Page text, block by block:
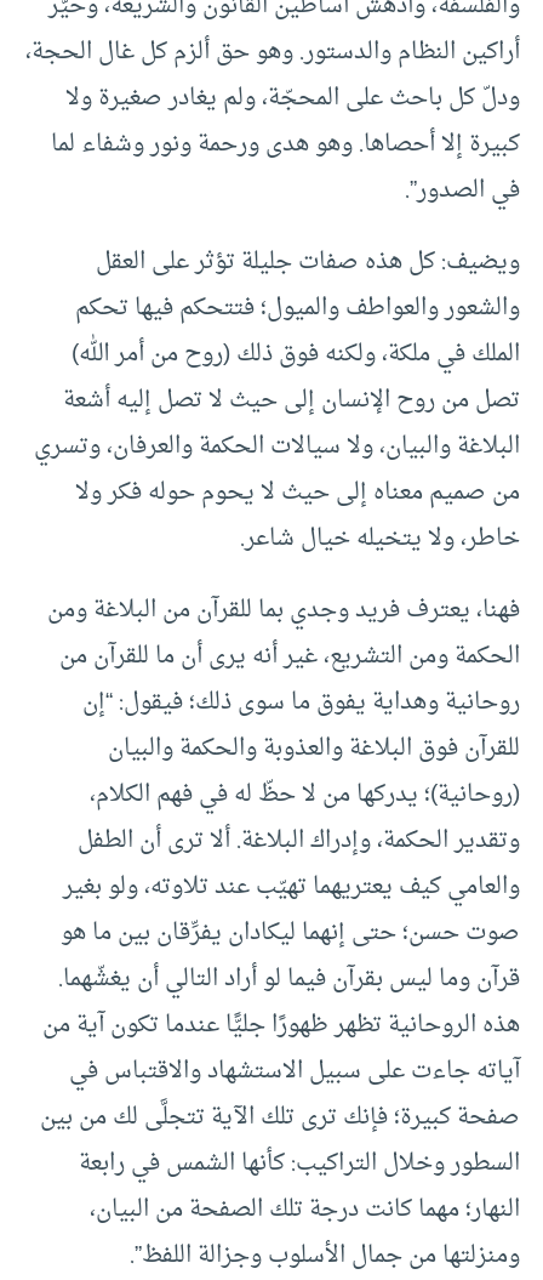
أراكين النظام والدستور. وهو حق ألزم كل غال الحجة،
ودلّ كل باحث على المحجّة، ولم يغادر صغيرة ولا
كبيرة إلا أحصاها. وهو هدى ورحمة ونور وشفاء لما
في الصدور”.
ويضيف: كل هذه صفات جليلة تؤثر على العقل
والشعور والعواطف والميول؛ فتتحكم فيها تحكم
الملك في ملكة، ولكنه فوق ذلك (روح من أمر الله)
تصل من روح الإنسان إلى حيث لا تصل إليه أشعة
البلاغة والبيان، ولا سيالات الحكمة والعرفان، وتسري
من صميم معناه إلى حيث لا يحوم حوله فكر ولا
خاطر، ولا يتخيله خيال شاعر.
فهنا، يعترف فريد وجدي بما للقرآن من البلاغة ومن
الحكمة ومن التشريع، غير أنه يرى أن ما للقرآن من
روحانية وهداية يفوق ما سوى ذلك؛ فيقول: “إن
للقرآن فوق البلاغة والعذوبة والحكمة والبيان
(روحانية)؛ يدركها من لا حظّ له في فهم الكلام،
وتقدير الحكمة، وإدراك البلاغة. ألا ترى أن الطفل
والعامي كيف يعتريهما تهيّب عند تلاوته، ولو بغير
صوت حسن؛ حتى إنهما ليكادان يفرِّقان بين ما هو
قرآن وما ليس بقرآن فيما لو أراد التالي أن يغشّهما.
هذه الروحانية تظهر ظهورًا جليًّا عندما تكون آية من
آياته جاءت على سبيل الاستشهاد والاقتباس في
صفحة كبيرة؛ فإنك ترى تلك الآية تتجلَّى لك من بين
السطور وخلال التراكيب: كأنها الشمس في رابعة
النهار؛ مهما كانت درجة تلك الصفحة من البيان،
ومنزلتها من جمال الأسلوب وجزالة اللفظ”.